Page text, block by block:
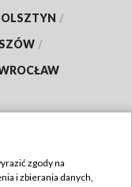
OLSZTYN /
/
zgody na
i zbierania danych,